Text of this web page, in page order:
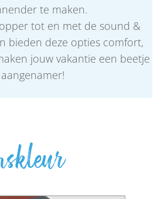
te maken.
tot en met de sound &
bieden deze opties comfort,
jouw vakantie een beetje
aangenamer!